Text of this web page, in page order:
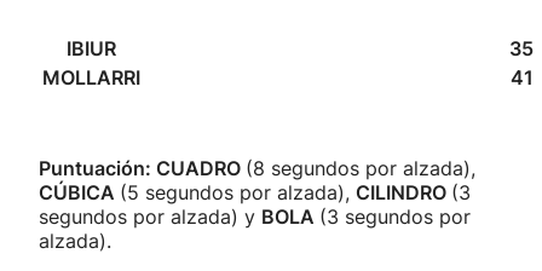
IBIUR
35
MOLLARRI
41
Puntuación: CUADRO (8 segundos por alzada),
CÚBICA (5 segundos por alzada), CILINDRO (3
segundos por alzada) y BOLA (3 segundos por
alzada).